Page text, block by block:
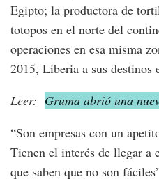
Egipto; la productora de
totopos en el norte del
operaciones en esa misma
2015, Liberia a sus destinos
Leer: Gruma abrió una
“Son empresas con un
Tienen el interés de llegar a
que saben que no son